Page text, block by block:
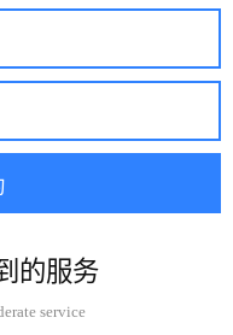
的服务
service